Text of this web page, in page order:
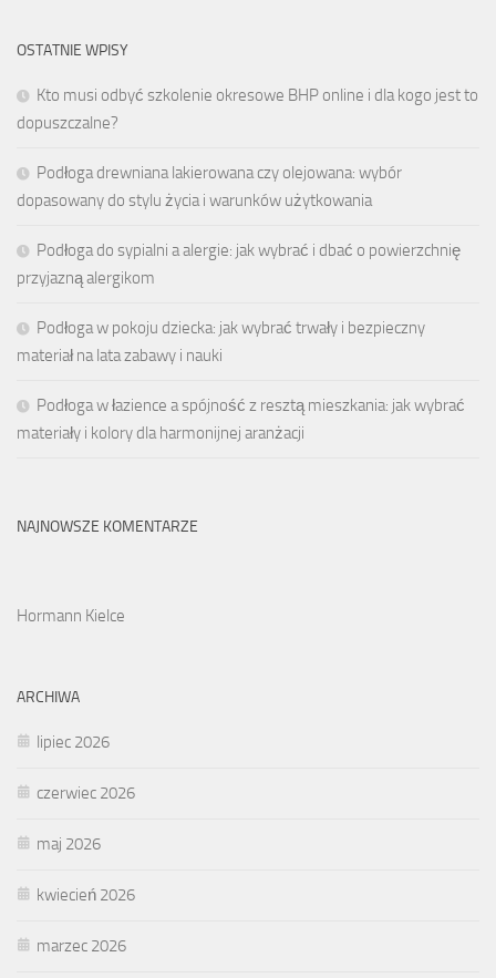
OSTATNIE WPISY
Kto musi odbyć szkolenie okresowe BHP online i dla kogo jest to
dopuszczalne?
Podłoga drewniana lakierowana czy olejowana: wybór
dopasowany do stylu życia i warunków użytkowania
Podłoga do sypialni a alergie: jak wybrać i dbać o powierzchnię
przyjazną alergikom
Podłoga w pokoju dziecka: jak wybrać trwały i bezpieczny
materiał na lata zabawy i nauki
Podłoga w łazience a spójność z resztą mieszkania: jak wybrać
materiały i kolory dla harmonijnej aranżacji
NAJNOWSZE KOMENTARZE
Hormann Kielce
ARCHIWA
lipiec 2026
czerwiec 2026
maj 2026
kwiecień 2026
marzec 2026